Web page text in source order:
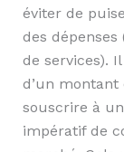
éviter de
des
de services).
d’un
souscrire à
impératif de